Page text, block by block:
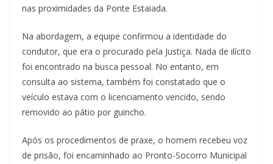
nas proximidades da Ponte Estaiada.
Na abordagem, a equipe confirmou a identidade do
condutor, que era o procurado pela Justiça. Nada de ilícito
foi encontrado na busca pessoal. No entanto, em
consulta ao sistema, também foi constatado que o
veículo estava com o licenciamento vencido, sendo
removido ao pátio por guincho.
Após os procedimentos de praxe, o homem recebeu voz
de prisão, foi encaminhado ao Pronto-Socorro Municipal